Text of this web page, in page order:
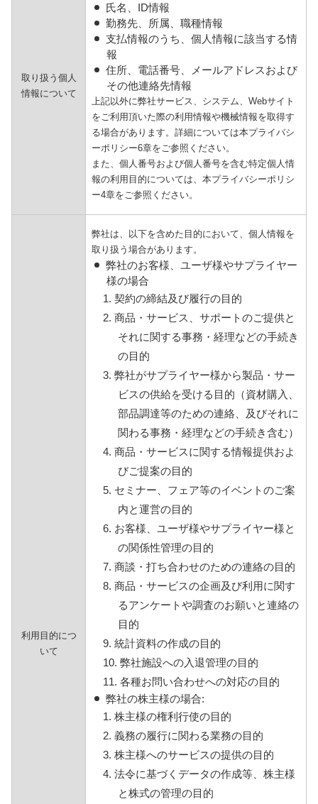
取り扱う個人
情報について
氏名、ID情報
勤務先、所属、職種情報
支払情報のうち、個人情報に該当する情
報
住所、電話番号、メールアドレスおよび
その他連絡先情報
上記以外に弊社サービス、システム、Webサイト
をご利用頂いた際の利用情報や機械情報を取得す
る場合があります。詳細については本プライバシ
ーポリシー6章をご参照ください。
また、個人番号および個人番号を含む特定個人情
報の利用目的については、本プライバシーポリシ
ー4章をご参照ください。
利用目的につ
いて
弊社は、以下を含めた目的において、個人情報を
取り扱う場合があります。
弊社のお客様、ユーザ様やサプライヤー
様の場合
1. 契約の締結及び履行の目的
2. 商品・サービス、サポートのご提供と
それに関する事務・経理などの手続き
の目的
3. 弊社がサプライヤー様から製品・サー
ビスの供給を受ける目的（資材購入、
部品調達等のための連絡、及びそれに
関わる事務・経理などの手続き含む）
4. 商品・サービスに関する情報提供およ
びご提案の目的
5. セミナー、フェア等のイベントのご案
内と運営の目的
6. お客様、ユーザ様やサプライヤー様と
の関係性管理の目的
7. 商談・打ち合わせのための連絡の目的
8. 商品・サービスの企画及び利用に関す
るアンケートや調査のお願いと連絡の
目的
9. 統計資料の作成の目的
10. 弊社施設への入退管理の目的
11. 各種お問い合わせへの対応の目的
弊社の株主様の場合:
1. 株主様の権利行使の目的
2. 義務の履行に関わる業務の目的
3. 株主様へのサービスの提供の目的
4. 法令に基づくデータの作成等、株主様
と株式の管理の目的